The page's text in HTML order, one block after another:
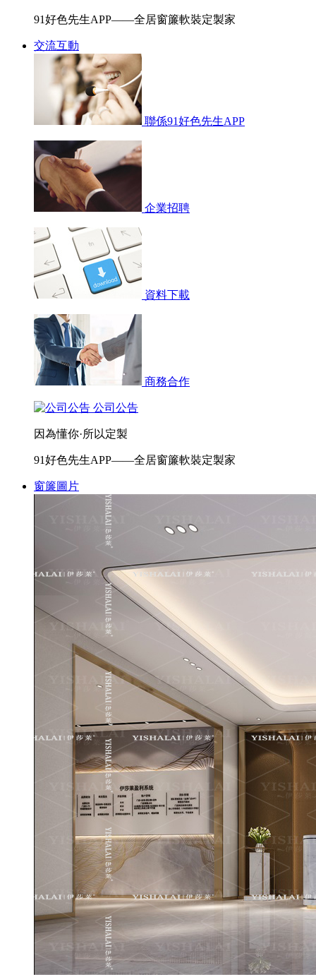
91好色先生APP——全居窗簾軟裝定製家
交流互動
聯係91好色先生APP
企業招聘
資料下載
商務合作
公司公告
因為懂你·所以定製
91好色先生APP——全居窗簾軟裝定製家
窗簾圖片